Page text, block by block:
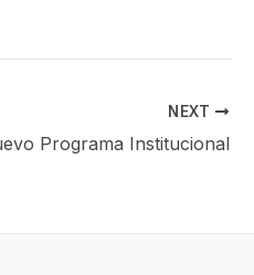
NEXT
Programa Institucional